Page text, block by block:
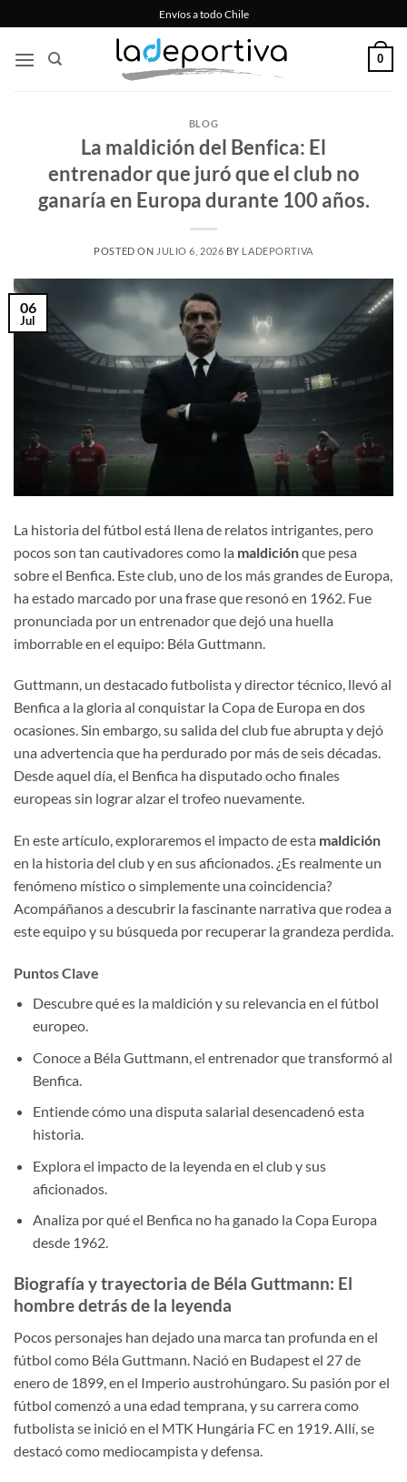
al
contenido
Envíos a todo Chile
0
BLOG
La maldición del Benfica: El
entrenador que juró que el club no
ganaría en Europa durante 100 años.
POSTED ON JULIO 6, 2026 BY LADEPORTIVA
06
Jul
La historia del fútbol está llena de relatos intrigantes, pero
pocos son tan cautivadores como la maldiciónque pesa
sobre el Benfica. Este club, uno de los más grandes de Europa,
ha estado marcado por una frase que resonó en 1962. Fue
pronunciada por un entrenador que dejó una huella
imborrable en el equipo: Béla Guttmann.
Guttmann, un destacado futbolista y director técnico, llevó al
Benfica a la gloria al conquistar la Copa de Europa en dos
ocasiones. Sin embargo, su salida del club fue abrupta y dejó
una advertencia que ha perdurado por más de seis décadas.
Desde aquel día, el Benfica ha disputado ocho finales
europeas sin lograr alzar el trofeo nuevamente.
En este artículo, exploraremos el impacto de esta maldición
en la historia del club y en sus aficionados. ¿Es realmente un
fenómeno místico o simplemente una coincidencia?
Acompáñanos a descubrir la fascinante narrativa que rodea a
este equipo y su búsqueda por recuperar la grandeza perdida.
Puntos Clave
Descubre qué es la maldición y su relevancia en el fútbol
europeo.
Conoce a Béla Guttmann, el entrenador que transformó al
Benfica.
Entiende cómo una disputa salarial desencadenó esta
historia.
Explora el impacto de la leyenda en el club y sus
aficionados.
Analiza por qué el Benfica no ha ganado la Copa Europa
desde 1962.
Biografía y trayectoria de Béla Guttmann: El
hombre detrás de la leyenda
Pocos personajes han dejado una marca tan profunda en el
fútbol como Béla Guttmann. Nació en Budapest el 27 de
enero de 1899, en el Imperio austrohúngaro. Su pasión por el
fútbol comenzó a una edad temprana, y su carrera como
futbolista se inició en el MTK Hungária FC en 1919. Allí, se
destacó como mediocampista y defensa.